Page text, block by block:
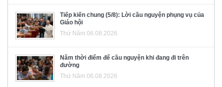
Tiếp kiến chung (5/8): Lời cầu nguyện phụng vụ của
Giáo hội
Thứ Năm 06.08.2026
Năm thời điểm để cầu nguyện khi đang đi trên
đường
Thứ Năm 06.08.2026